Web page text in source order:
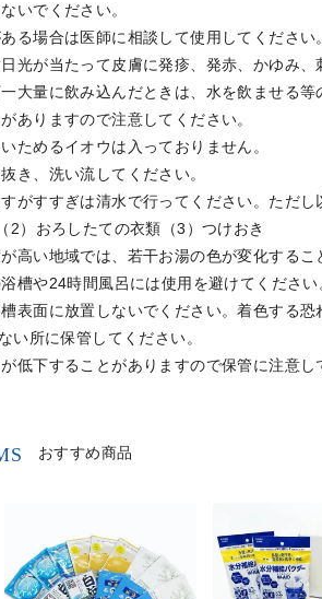
いでください。
る場合は医師に相談して使用してください。
光が当たって皮膚に発疹、発赤、かゆみ
大量に飲み込んだときは、水を飲ませる等
ありますので注意してください。
ためるイオウは入っておりません。
き、洗い流してください。
がすすぎは清水で行ってください。ただし
2）おろしたての衣類（3）つけおき
高い地域では、若干お湯の色が変化するこ
槽や24時間風呂には使用を避けてください
表面に放置しないでください。着色する恐
い所に保管してください。
低下することがありますので保管に注意し
おすすめ商品